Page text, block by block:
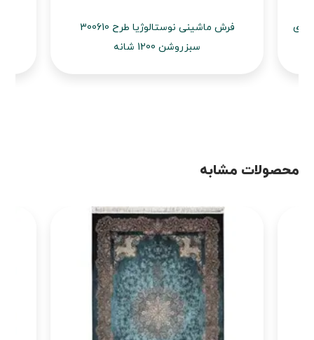
فرش ماشینی نوستالوژیا طرح 300610
سبزروشن 1200 شانه
نوستالوژیا طرح 300600 آجری
محصولات مشابه